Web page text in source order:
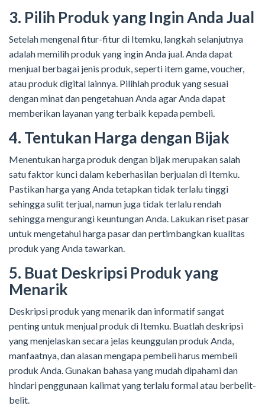
3. Pilih Produk yang Ingin Anda Jual
Setelah mengenal fitur-fitur di Itemku, langkah selanjutnya
adalah memilih produk yang ingin Anda jual. Anda dapat
menjual berbagai jenis produk, seperti item game, voucher,
atau produk digital lainnya. Pilihlah produk yang sesuai
dengan minat dan pengetahuan Anda agar Anda dapat
memberikan layanan yang terbaik kepada pembeli.
4. Tentukan Harga dengan Bijak
Menentukan harga produk dengan bijak merupakan salah
satu faktor kunci dalam keberhasilan berjualan di Itemku.
Pastikan harga yang Anda tetapkan tidak terlalu tinggi
sehingga sulit terjual, namun juga tidak terlalu rendah
sehingga mengurangi keuntungan Anda. Lakukan riset pasar
untuk mengetahui harga pasar dan pertimbangkan kualitas
produk yang Anda tawarkan.
5. Buat Deskripsi Produk yang
Menarik
Deskripsi produk yang menarik dan informatif sangat
penting untuk menjual produk di Itemku. Buatlah deskripsi
yang menjelaskan secara jelas keunggulan produk Anda,
manfaatnya, dan alasan mengapa pembeli harus membeli
produk Anda. Gunakan bahasa yang mudah dipahami dan
hindari penggunaan kalimat yang terlalu formal atau berbelit-
belit.